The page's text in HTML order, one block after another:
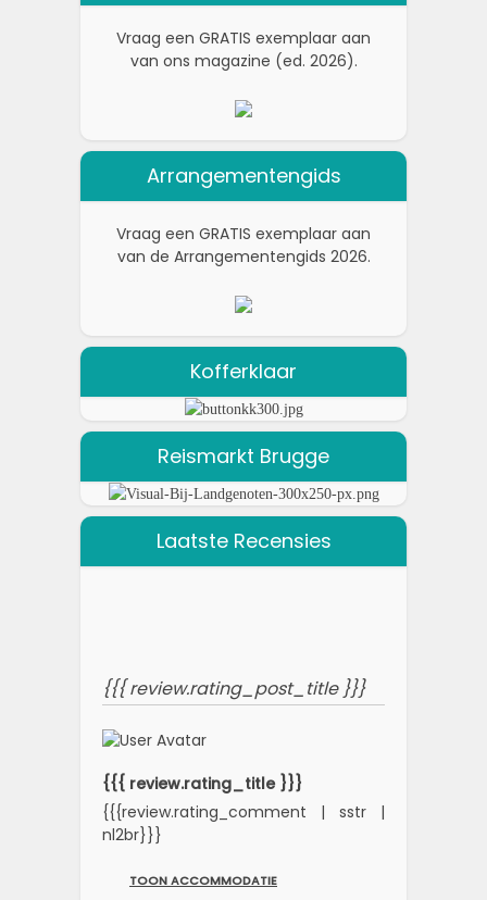
Vraag een GRATIS exemplaar aan
van ons magazine (ed. 2026).
Arrangementengids
Vraag een GRATIS exemplaar aan
van de Arrangementengids 2026.
Kofferklaar
Reismarkt Brugge
Laatste Recensies
{{{ review.rating_post_title }}}
{{{ review.rating_title }}}
{{{review.rating_comment | sstr |
nl2br}}}
TOON ACCOMMODATIE